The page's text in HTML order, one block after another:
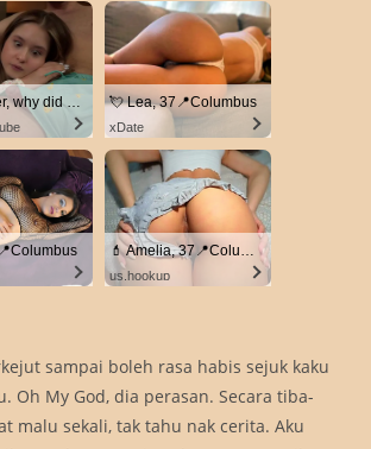
Stepbrother, why did you show me your dick? Now I want to fuck you with my wet pussy 💘 Lea, 37📍Columbus
xDate
💄 Amelia, 37📍Columbus
us.hookup
sampai boleh rasa habis sejuk kaku
Oh My God, dia perasan. Secara tiba-
malu sekali, tak tahu nak cerita. Aku